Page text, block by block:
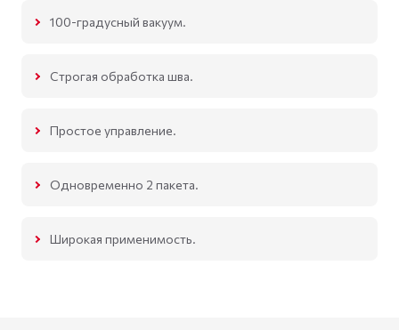
100-градусный вакуум.
Строгая обработка шва.
Простое управление.
Одновременно 2 пакета.
Широкая применимость.